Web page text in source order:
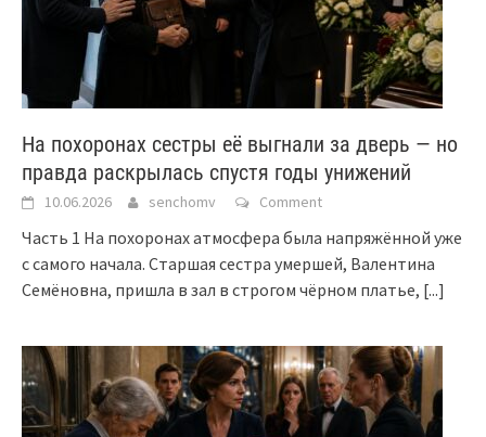
На похоронах сестры её выгнали за дверь — но
правда раскрылась спустя годы унижений
10.06.2026 senchomv Comment
Часть 1 На похоронах атмосфера была напряжённой уже
с самого начала. Старшая сестра умершей, Валентина
Семёновна, пришла в зал в строгом чёрном платье, [...]